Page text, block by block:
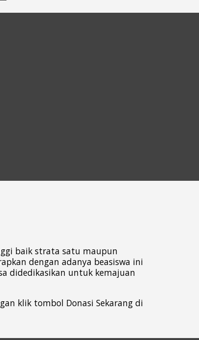
baik strata satu maupun
dengan adanya beasiswa ini
didedikasikan untuk kemajuan
klik tombol Donasi Sekarang di